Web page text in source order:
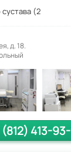
(2
д. 18.
(812) 413-